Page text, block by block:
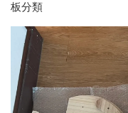
板分類